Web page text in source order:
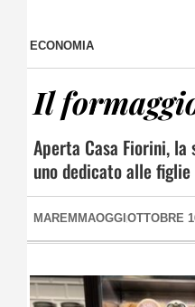
ECONOMIA
Il
Aperta Casa Fiorini,
uno dedicato alle figlie
MAREMMAOGGI OTTOBRE